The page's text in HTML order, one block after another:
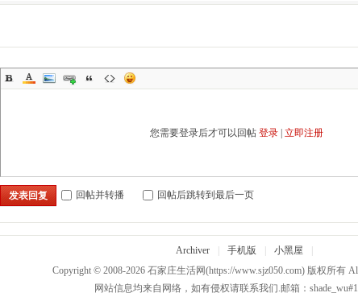
您需要登录后才可以回帖 登录 立即注册
发表回复 回帖并转播 回帖后跳转到最后一页
Archiver 手机版 小黑屋
Copyright © 2008-2026 石家庄生活网(https://www.sjz050.com) 版权所有
网站信息均来自网络，如有侵权请联系我们.邮箱：